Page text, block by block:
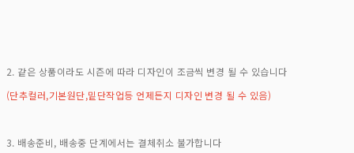
2. 같은 상품이라도 시즌에 따라 디자인이 조금씩 변경 될 수 있습니다
(단추컬러,기본원단,밑단작업등 언제든지 디자인 변경 될 수 있음)
3. 배송준비, 배송중 단계에서는 결체취소 불가합니다